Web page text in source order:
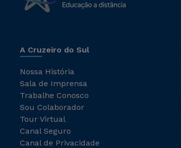
A Cruzeiro do Sul
Nossa História
Sala de Imprensa
Trabalhe Conosco
Sou Colaborador
Tour Virtual
Canal Seguro
Canal de Privacidade